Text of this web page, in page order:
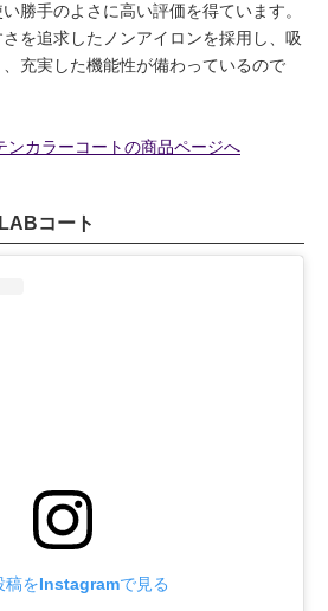
勝手のよさに高い評価を得ています。
を追求したノンアイロンを採用し、吸
充実した機能性が備わっているので
ンカラーコートの商品ページへ
コート
稿をInstagramで見る